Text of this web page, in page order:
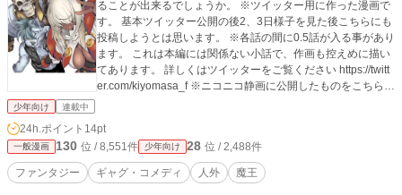
ることが出来るでしょうか。 ※ツイッター用に作った漫画で
す。 基本ツイッター公開の後2、3日様子を見た後こちらにも
投稿しようとは思います。 ※各話の間に0.5話が入る事があり
ます。 これは本編には関係ない小話で、作画も控えめに描い
てあります。 詳しくはツイッターをご覧ください https://twitt
er.com/kiyomasa_f ※ニコニコ静画に公開したものをこちらで
少年向け 連載中
24h.ポイント 14pt
一般漫画 130 位 / 8,551件 少年向け 28 位 / 2,488件
ファンタジー ギャグ・コメディ 人外 魔王